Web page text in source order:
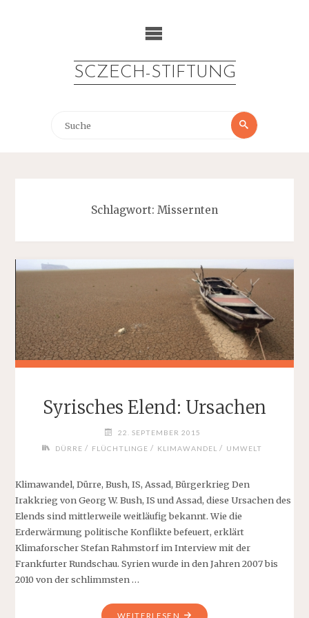
SCZECH-STIFTUNG
Suche
Suche
Schlagwort: Missernten
Syrisches Elend: Ursachen
22. SEPTEMBER 2015
DÜRRE / FLÜCHTLINGE / KLIMAWANDEL / UMWELT
Klimawandel, Dürre, Bush, IS, Assad, Bürgerkrieg Den
Irakkrieg von Georg W. Bush, IS und Assad, diese Ursachen des
Elends sind mittlerweile weitläufig bekannt. Wie die
Erderwärmung politische Konflikte befeuert, erklärt
Klimaforscher Stefan Rahmstorf im Interview mit der
Frankfurter Rundschau. Syrien wurde in den Jahren 2007 bis
2010 von der schlimmsten …
WEITERLESEN "SYRISCHES